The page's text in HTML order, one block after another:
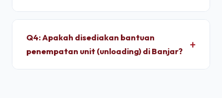
hingga jangka panjang.
Setiap unit di depo kami wajib melalui pengujian
air bertekanan tinggi untuk memastikan dinding
panel baja corten dan karet pelindung pintu 100%
kedap air sebelum pemuatan.
Q4: Apakah disediakan bantuan
penempatan unit (unloading) di Banjar?